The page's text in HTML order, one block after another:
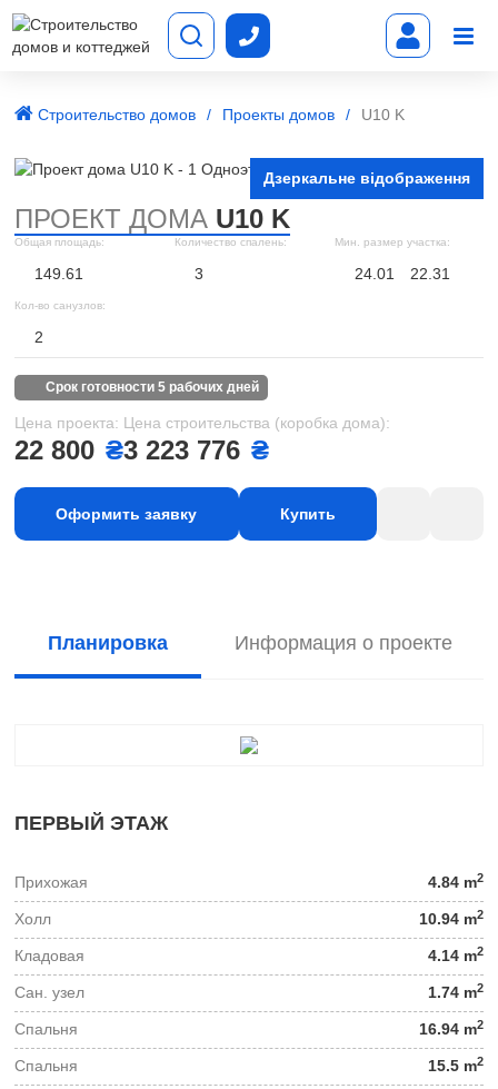
Строительство домов Проекты домов U10 K
Дзеркальне відображення
ПРОЕКТ ДОМА U10 K
Общая площадь:
149.61
Количество спалень:
3
Мин. размер участка:
24.01 22.31
Кол-во санузлов:
2
срок готовности 5 рабочих дней
Цена проекта:
22 800 ₴
Цена строительства (коробка дома):
3 223 776 ₴
Оформить заявку Купить
Планировка Информация о проекте
ПЕРВЫЙ ЭТАЖ
Прихожая 4.84 m2
Холл 10.94 m2
Кладовая 4.14 m2
Сан. узел 1.74 m2
Спальня 16.94 m2
Спальня 15.5 m2